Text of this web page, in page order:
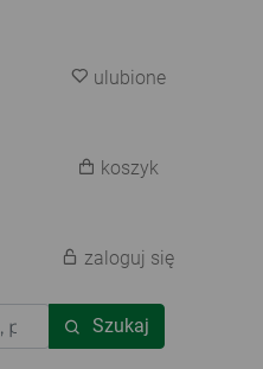
Szukaj
ulubione
koszyk
zaloguj się